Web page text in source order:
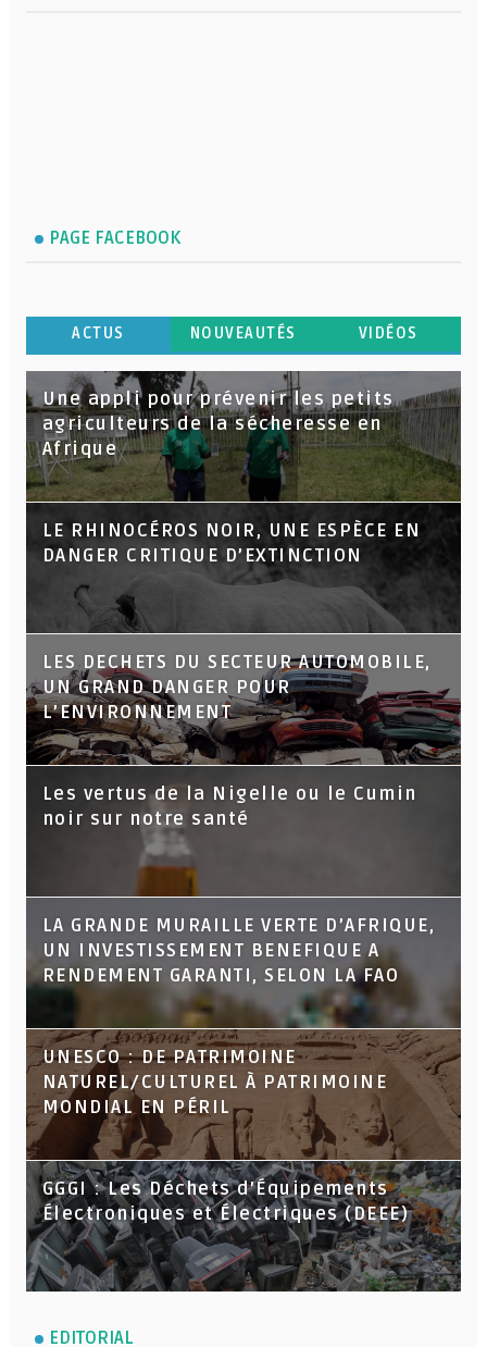
PAGE FACEBOOK
ACTUS NOUVEAUTÉS VIDÉOS
Une appli pour prévenir les petits
agriculteurs de la sécheresse en
Afrique
LE RHINOCÉROS NOIR, UNE ESPÈCE EN
DANGER CRITIQUE D’EXTINCTION
LES DECHETS DU SECTEUR AUTOMOBILE,
UN GRAND DANGER POUR
L’ENVIRONNEMENT
Les vertus de la Nigelle ou le Cumin
noir sur notre santé
LA GRANDE MURAILLE VERTE D’AFRIQUE,
UN INVESTISSEMENT BENEFIQUE A
RENDEMENT GARANTI, SELON LA FAO
UNESCO : DE PATRIMOINE
NATUREL/CULTUREL À PATRIMOINE
MONDIAL EN PÉRIL
GGGI : Les Déchets d’Équipements
Électroniques et Électriques (DEEE)
EDITORIAL